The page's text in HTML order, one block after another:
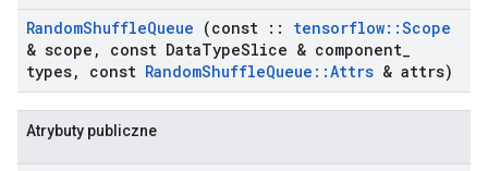
RandomShuffleQueue (const :: tensorflow::Scope
& scope , const DataTypeSlice & component
types, const RandomShuffleQueue ::Attrs & attrs)
Atrybuty publiczne